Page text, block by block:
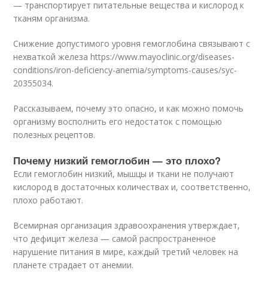
— транспортирует питательные вещества и кислород к
тканям организма.
Снижение допустимого уровня гемоглобина связывают с
нехваткой железа https://www.mayoclinic.org/diseases-
conditions/iron-deficiency-anemia/symptoms-causes/syc-
20355034.
Рассказываем, почему это опасно, и как можно помочь
организму восполнить его недостаток с помощью
полезных рецептов.
Почему низкий гемоглобин — это плохо?
Если гемоглобин низкий, мышцы и ткани не получают
кислород в достаточных количествах и, соответственно,
плохо работают.
Всемирная организация здравоохранения утверждает,
что дефицит железа — самой распространенное
нарушение питания в мире, каждый третий человек на
планете страдает от анемии.